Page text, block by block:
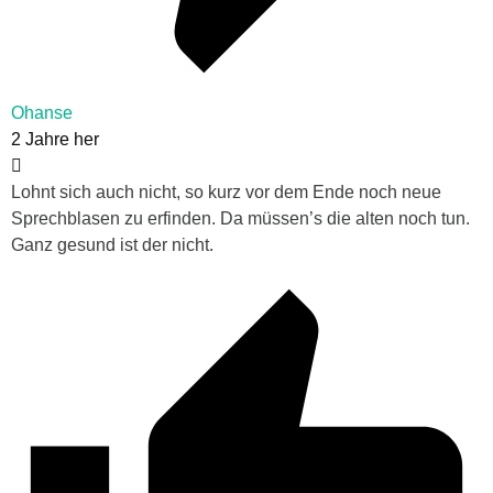
Ohanse
2 Jahre her
Lohnt sich auch nicht, so kurz vor dem Ende noch neue
Sprechblasen zu erfinden. Da müssen’s die alten noch tun.
Ganz gesund ist der nicht.